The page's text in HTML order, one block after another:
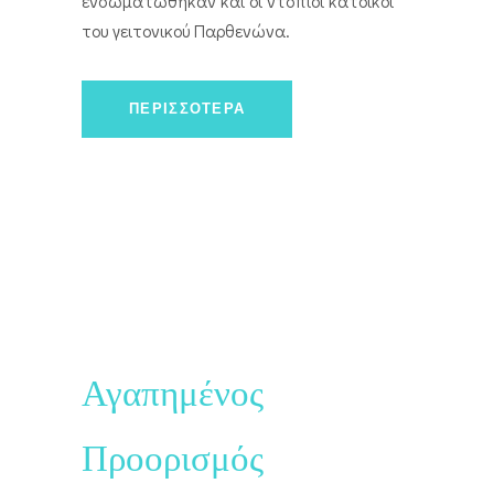
του γειτονικού Παρθενώνα.
ΠΕΡΙΣΣΌΤΕΡΑ
Αγαπημένος
Προορισμός